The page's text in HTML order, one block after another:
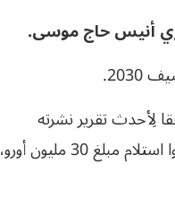
أنيس حاج موسى.
لِأحدث تقرير نشرته
الصحيفة المحلية “بيلد”. التي أضافت أن مسؤولي فريق فينورد روتردام اشترطوا استلام مبلغ 30 مليون أورو،